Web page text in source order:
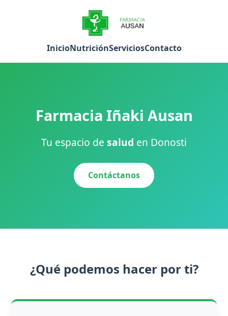
InicioNutriciónServiciosContacto
Farmacia Iñaki Ausan
Tu espacio de salud en Donosti
Contáctanos
¿Qué podemos hacer por ti?